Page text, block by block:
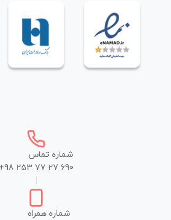
شماره تماس
+98 253 77 27 690
شماره همراه